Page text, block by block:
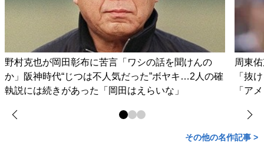
野村克也が岡田彰布に苦言「ワシの話を聞けんの
か」阪神時代“じつは不人気だった”ボヤキ…2人の確
執説には続きがあった「岡田はえらいな」
周東
「抜
「ア
その他の名作記事 >